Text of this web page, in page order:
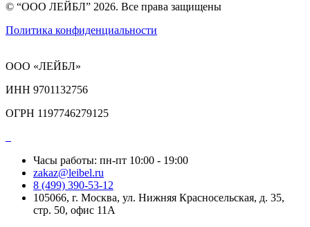
© “ООО ЛЕЙБЛ” 2026. Все права защищены
Политика конфиденциальности
ООО «ЛЕЙБЛ»
ИНН 9701132756
ОГРН 1197746279125
Часы работы: пн-пт 10:00 - 19:00
zakaz@leibel.ru
8 (499) 390-53-12
105066, г. Москва, ул. Нижняя Красносельская, д. 35,
стр. 50, офис 11А